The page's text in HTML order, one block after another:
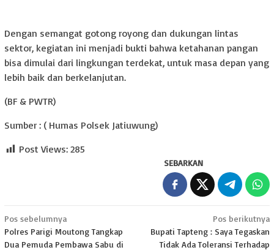
Dengan semangat gotong royong dan dukungan lintas
sektor, kegiatan ini menjadi bukti bahwa ketahanan pangan
bisa dimulai dari lingkungan terdekat, untuk masa depan yang
lebih baik dan berkelanjutan.
(BF & PWTR)
Sumber : ( Humas Polsek Jatiuwung)
Post Views: 285
SEBARKAN
Navigasi
pos
Pos sebelumnya
Polres Parigi Moutong Tangkap
Dua Pemuda Pembawa Sabu di
Pos berikutnya
Bupati Tapteng : Saya Tegaskan
Tidak Ada Toleransi Terhadap